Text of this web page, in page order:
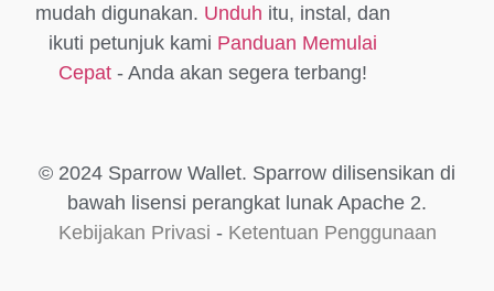
mudah digunakan. Unduh itu, instal, dan
ikuti petunjuk kami Panduan Memulai
Cepat - Anda akan segera terbang!
© 2024 Sparrow Wallet. Sparrow dilisensikan di
bawah lisensi perangkat lunak Apache 2.
Kebijakan Privasi - Ketentuan Penggunaan